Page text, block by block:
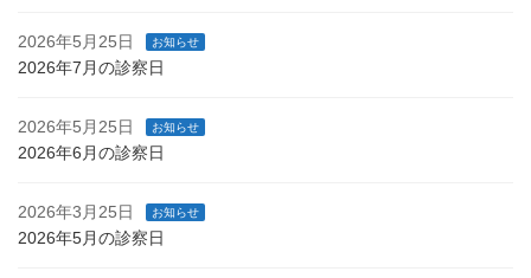
2026年5月25日 お知らせ
2026年7月の診察日
2026年5月25日 お知らせ
2026年6月の診察日
2026年3月25日 お知らせ
2026年5月の診察日